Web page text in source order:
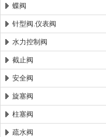
蝶阀
针型阀.仪表阀
水力控制阀
截止阀
安全阀
旋塞阀
柱塞阀
疏水阀